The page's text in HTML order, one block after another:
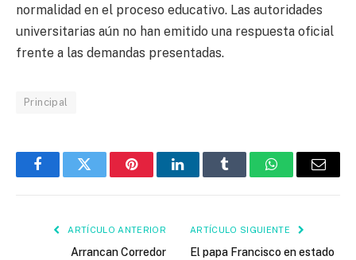
normalidad en el proceso educativo. Las autoridades
universitarias aún no han emitido una respuesta oficial
frente a las demandas presentadas.
Principal
FacebookTwitter PinterestLinkedInTumblr WhatsAppEmail
ARTÍCULO ANTERIOR
Arrancan Corredor
ARTÍCULO SIGUIENTE
El papa Francisco en estado